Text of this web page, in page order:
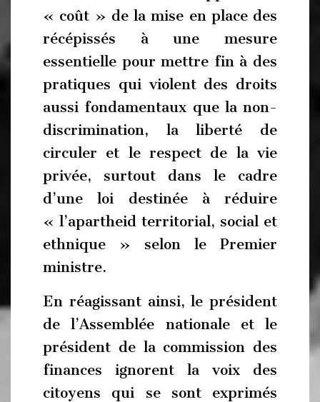
« coût » de la mise en place des
récépissés à une mesure
essentielle pour mettre fin à des
pratiques qui violent des droits
aussi fondamentaux que la non-
discrimination, la liberté de
circuler et le respect de la vie
privée, surtout dans le cadre
d’une loi destinée à réduire
« l’apartheid territorial, social et
ethnique » selon le Premier
ministre.
En réagissant ainsi, le président
de l’Assemblée nationale et le
président de la commission des
finances ignorent la voix des
citoyens qui se sont exprimés